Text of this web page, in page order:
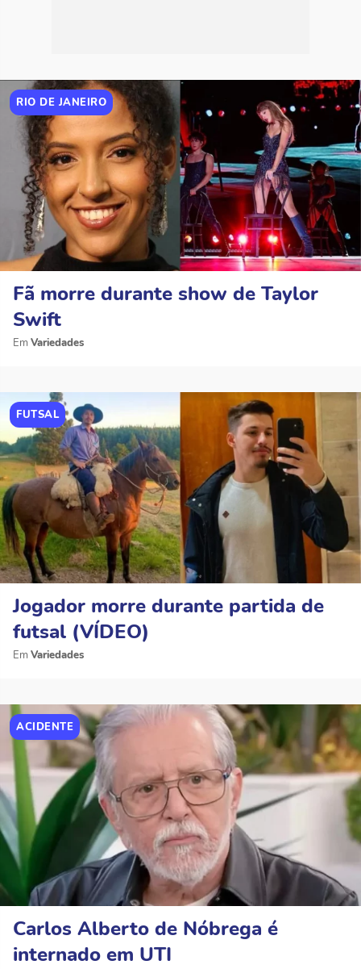
RIO DE JANEIRO
Fã morre durante show de Taylor
Swift
Variedades
FUTSAL
Jogador morre durante partida de
futsal (VÍDEO)
Variedades
ACIDENTE
Carlos Alberto de Nóbrega é
internado em UTI